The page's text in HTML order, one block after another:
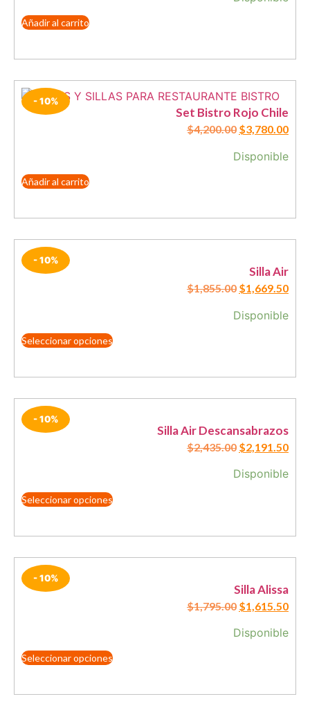
Añadir al carrito
- 10%
Set Bistro Rojo Chile
$4,200.00 $3,780.00
Disponible
Añadir al carrito
- 10%
Silla Air
$1,855.00 $1,669.50
Disponible
Seleccionar opciones
- 10%
Silla Air Descansabrazos
$2,435.00 $2,191.50
Disponible
Seleccionar opciones
- 10%
Silla Alissa
$1,795.00 $1,615.50
Disponible
Seleccionar opciones